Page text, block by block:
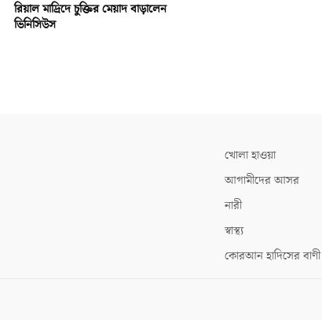
রিয়াল মাদ্রিদে চুক্তির মেয়াদ বাড়ালেন
ভিনিসিউস
খোলা হাওয়া
আগামীদের আসর
নারী
স্বাস্থ্য
কোরআন হাদিসের বাণী